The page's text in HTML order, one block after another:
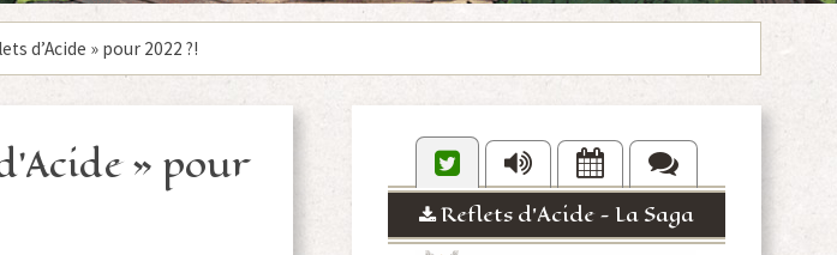
d’Acide » pour 2022 ?!
» pour
Reflets d'Acide - La Saga